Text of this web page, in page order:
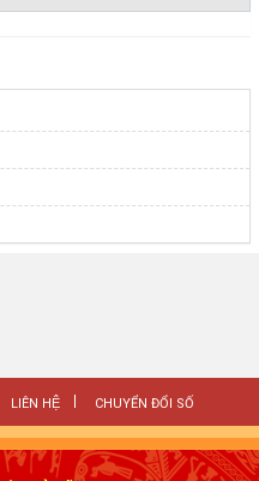
LIÊN HỆ CHUYỂN ĐỔI SỐ